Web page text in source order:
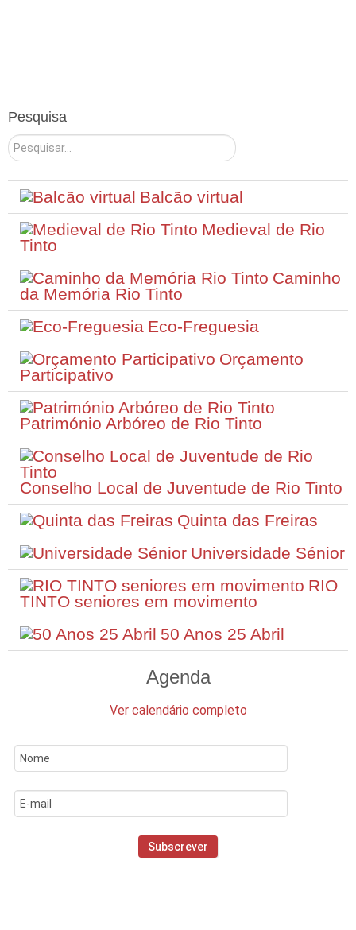
Pesquisa
Pesquisar
Balcão virtual
Medieval de Rio
Tinto
Caminho
da Memória Rio Tinto
Eco-Freguesia
Orçamento
Participativo
Património Arbóreo de Rio Tinto
Conselho Local de Juventude de Rio Tinto
Quinta das Freiras
Universidade Sénior
RIO
TINTO seniores em movimento
50 Anos 25 Abril
Agenda
Ver calendário completo